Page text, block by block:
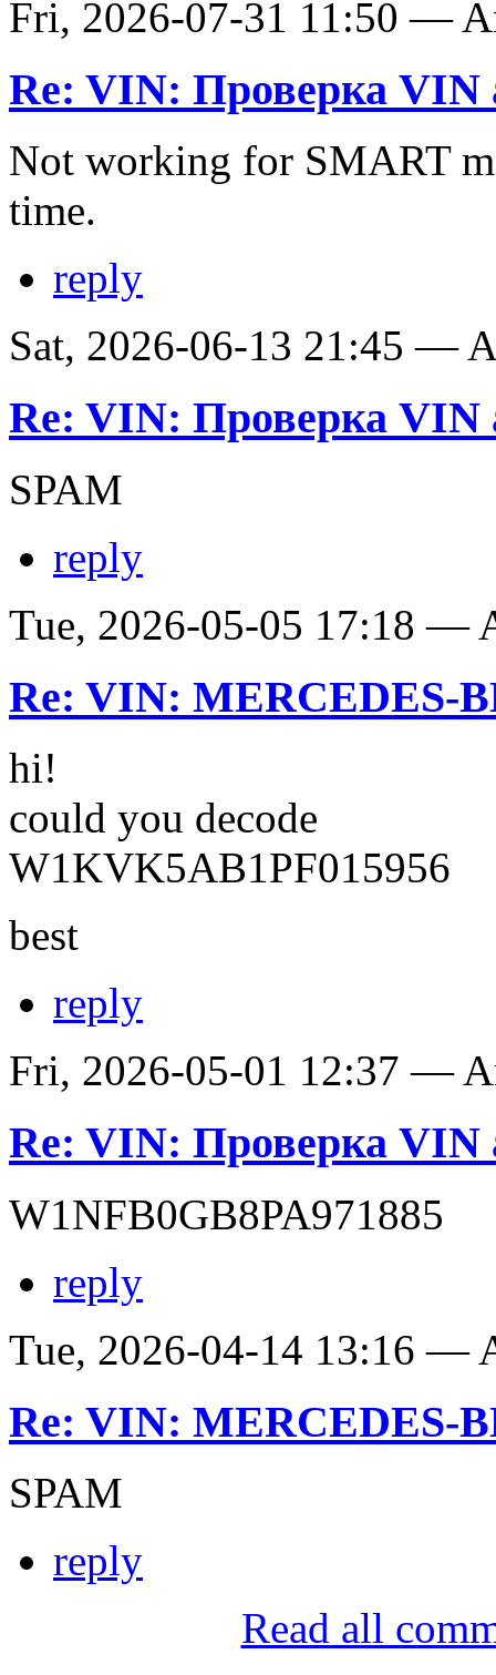
Fri, 2026-07-31 11:50 —
Re: VIN: Проверка VIN
Not working for SMART
time.
reply
Sat, 2026-06-13 21:45 —
Re: VIN: Проверка VIN
SPAM
reply
Tue, 2026-05-05 17:18 —
Re: VIN: MERCEDES-
hi!
could you decode
W1KVK5AB1PF015956
best
reply
Fri, 2026-05-01 12:37 —
Re: VIN: Проверка VIN
W1NFB0GB8PA971885
reply
Tue, 2026-04-14 13:16 —
Re: VIN: MERCEDES-
SPAM
reply
Read all